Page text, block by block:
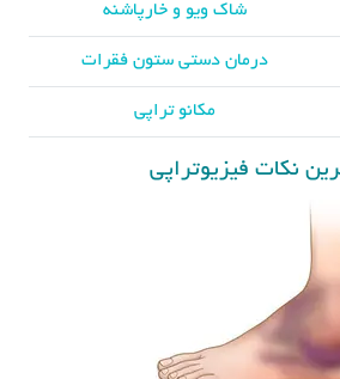
شاک ویو و خارپاشنه
درمان دستی ستون فقرات
مکانو تراپی
نکات فیزیوتراپی